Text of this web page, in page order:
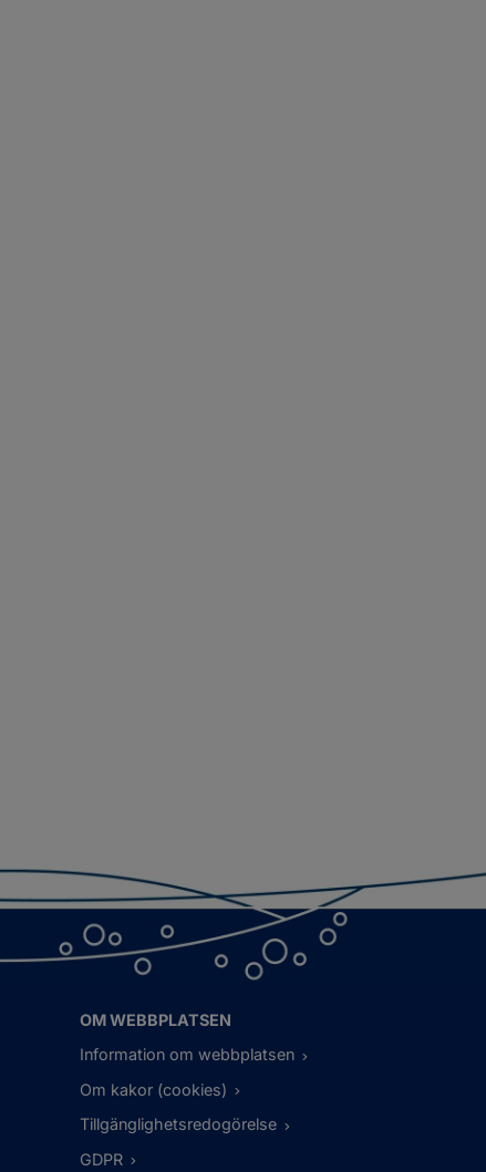
OM WEBBPLATSEN
Information om webbplatsen
Om kakor (cookies)
Tillgänglighetsredogörelse
GDPR